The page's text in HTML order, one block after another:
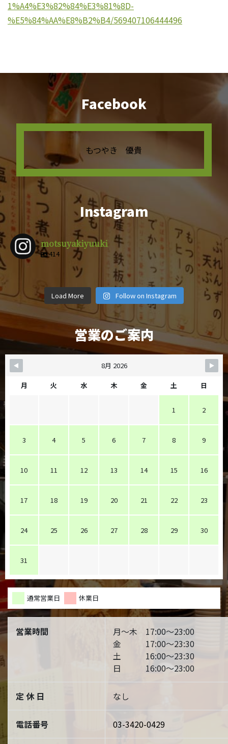
1%A4%E3%82%84%E3%81%8D-
%E5%84%AA%E8%B2%B4/569407106444496
Facebook
もつやき 優貴
Instagram
motsuyakiyuuki
414
4月 9
motsuyakiy
3月 1
motsuyakiy
2月 14
motsuyakiy
12月 29
uuki
12月 8 uuki11月 6
motsuyakiy
uuki
motsuyakiy
10月 19
motsuyakiy
uuki
10月 5
motsuyakiy
uuki
9月 28
motsuyakiy
uuki
9月 25
motsuyakiy
9月 22
Load More Follow on Instagram
営業のご案内
8月 2026
月 火 水 木 金 土 日
1 2
3 4 5 6 7 8 9
10 11 12 13 14 15 16
17 18 19 20 21 22 23
24 25 26 27 28 29 30
31
通常営業日 休業日
営業時間
月～木 17:00～23:00
金 17:00～23:30
土 16:00～23:30
日 16:00～23:00
定 休 日 なし
電話番号 03-3420-0429